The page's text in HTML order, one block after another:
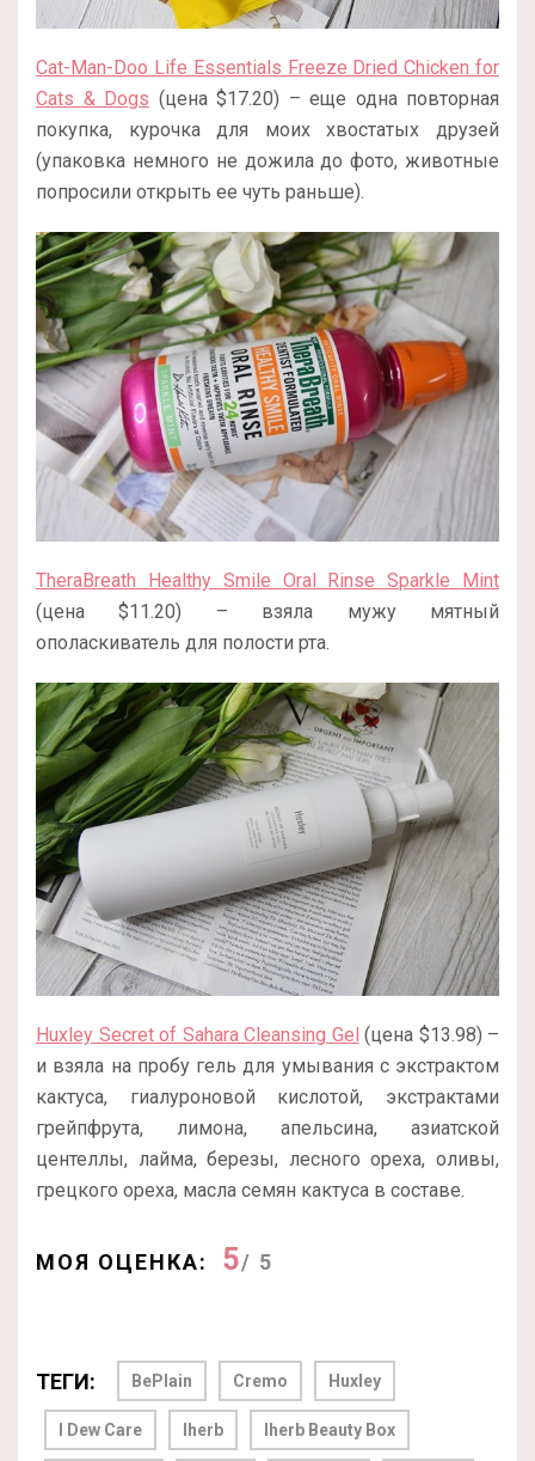
Cat-Man-Doo Life Essentials Freeze Dried Chicken for
Cats & Dogs (цена $17.20) – еще одна повторная
покупка, курочка для моих хвостатых друзей
(упаковка немного не дожила до фото, животные
попросили открыть ее чуть раньше).
TheraBreath Healthy Smile Oral Rinse Sparkle Mint
(цена $11.20) – взяла мужу мятный
ополаскиватель для полости рта.
Huxley Secret of Sahara Cleansing Gel (цена $13.98) –
и взяла на пробу гель для умывания с экстрактом
кактуса, гиалуроновой кислотой, экстрактами
грейпфрута, лимона, апельсина, азиатской
центеллы, лайма, березы, лесного ореха, оливы,
грецкого ореха, масла семян кактуса в составе.
МОЯ ОЦЕНКА: 5/ 5
ТЕГИ: BePlain Cremo Huxley
I Dew Care Iherb Iherb Beauty Box